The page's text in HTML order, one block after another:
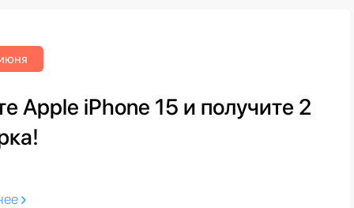
Apple iPhone 15 и получите 2